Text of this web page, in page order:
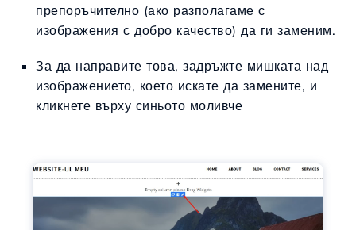
препоръчително (ако разполагаме с
изображения с добро качество) да ги заменим.
За да направите това, задръжте мишката над
изображението, което искате да замените, и
кликнете върху синьото моливче